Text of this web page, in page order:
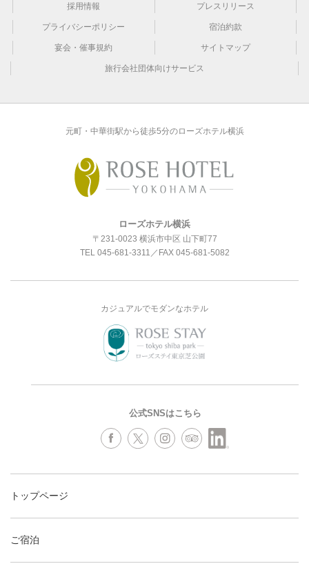
採用情報 プレスリリース
プライバシーポリシー 宿泊約款
宴会・催事規約 サイトマップ
旅行会社団体向けサービス
元町・中華街駅から徒歩5分のローズホテル横浜
ローズホテル横浜
〒231-0023 横浜市中区 山下町77
TEL 045-681-3311 ／FAX 045-681-5082
カジュアルでモダンなホテル
公式SNSはこちら
トップページ
ご宿泊